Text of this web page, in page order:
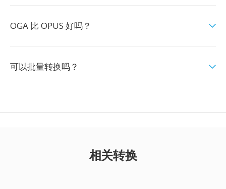
OGA 比 OPUS 好吗？
可以批量转换吗？
相关转换